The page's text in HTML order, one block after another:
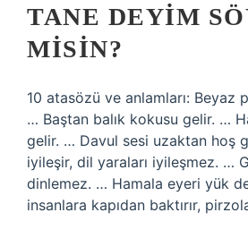
TANE DEYIM
MISIN?
10 atasözü ve anlamları: Beyaz
… Baştan balık kokusu gelir. …
gelir. … Davul sesi uzaktan hoş
iyileşir, dil yaraları iyileşmez. …
dinlemez. … Hamala eyeri yük
insanlara kapıdan baktırır,